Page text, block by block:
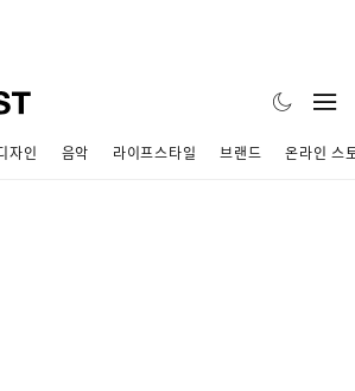
자인 음악 라이프스타일 브랜드 온라인 스